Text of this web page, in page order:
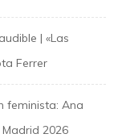
| «Las
Ferrer
feminista: Ana
2026